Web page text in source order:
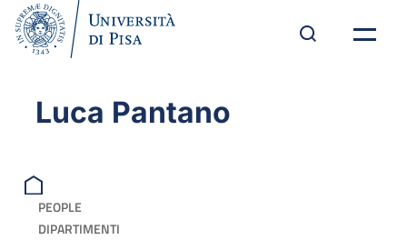
Luca Pantano
PEOPLE
DIPARTIMENTI